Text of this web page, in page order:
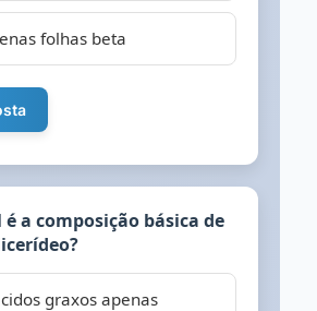
folhas beta
é a composição básica de
graxos apenas